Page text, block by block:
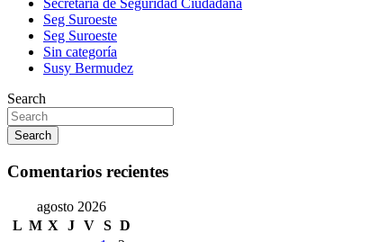
Secretaria de Seguridad Ciudadana
Seg Suroeste
Seg Suroeste
Sin categoría
Susy Bermudez
Search
Search
Comentarios recientes
agosto 2026
L M X J V S D